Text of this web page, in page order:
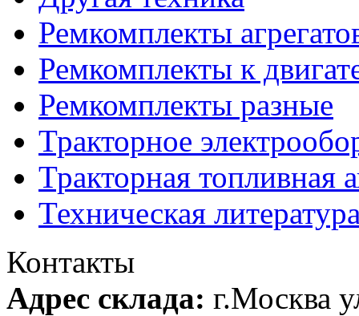
Ремкомплекты
Ремкомплекты к
Ремкомплекты разные
Тракторное
Тракторная топливная
Техническая
Контакты
Адрес склада: г.Москва